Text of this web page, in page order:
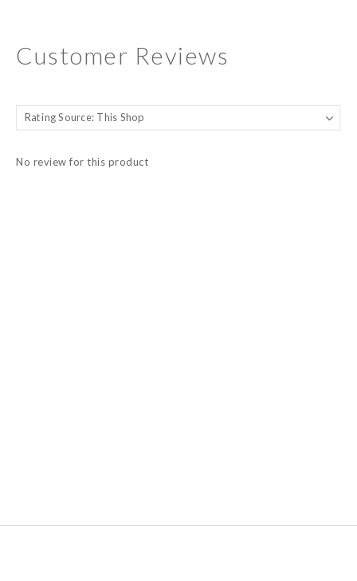
Customer Reviews
No review for this product